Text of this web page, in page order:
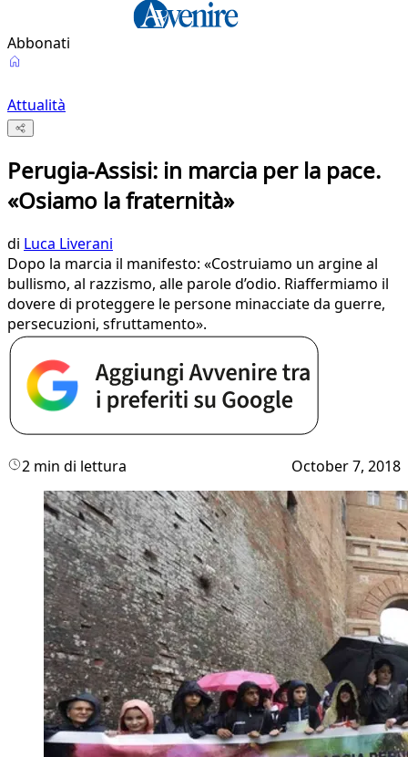
Abbonati
Attualità
Perugia-Assisi: in marcia per la pace.
«Osiamo la fraternità»
di Luca Liverani
Dopo la marcia il manifesto: «Costruiamo un argine al
bullismo, al razzismo, alle parole d’odio. Riaffermiamo il
dovere di proteggere le persone minacciate da guerre,
persecuzioni, sfruttamento».
2 min di lettura October 7, 2018